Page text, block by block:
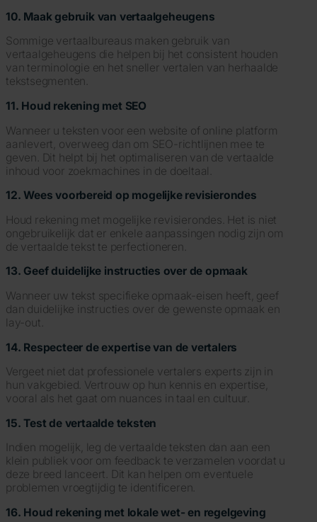
10. Maak gebruik van vertaalgeheugens
Sommige vertaalbureaus maken gebruik van
vertaalgeheugens die helpen bij het consistent houden
van terminologie en het sneller vertalen van herhaalde
tekstsegmenten.
11. Houd rekening met SEO
Wanneer u teksten voor een website of online platform
aanlevert, overweeg dan om SEO-richtlijnen mee te
geven. Dit helpt bij het optimaliseren van de vertaalde
inhoud voor zoekmachines in de doeltaal.
12. Wees voorbereid op mogelijke revisierondes
Houd rekening met mogelijke revisierondes. Het is niet
ongebruikelijk dat er enkele aanpassingen nodig zijn om
de vertaalde tekst te perfectioneren.
13. Geef duidelijke instructies over de opmaak
Wanneer uw tekst specifieke opmaak-eisen heeft, geef
dan duidelijke instructies over de gewenste opmaak en
lay-out.
14. Respecteer de expertise van de vertalers
Vergeet niet dat professionele vertalers experts zijn in
hun vakgebied. Vertrouw op hun kennis en expertise,
vooral als het gaat om nuances in taal en cultuur.
15. Test de vertaalde teksten
Indien mogelijk, leg de vertaalde teksten dan aan een
klein publiek voor om feedback te verzamelen voordat u
deze breed lanceert. Dit kan helpen om eventuele
problemen vroegtijdig te identificeren.
16. Houd rekening met lokale wet- en regelgeving